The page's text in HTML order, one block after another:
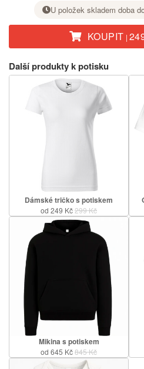
U položek skladem doba
KOUPIT |
Další produkty k potisku
Dámské tričko s potiskem
od 249 Kč299 Kč
Mikina s potiskem
od 645 Kč845 Kč